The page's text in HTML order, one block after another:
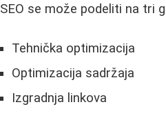
SEO se može podeliti na tri
Tehnička optimizacija
Optimizacija sadržaja
Izgradnja linkova